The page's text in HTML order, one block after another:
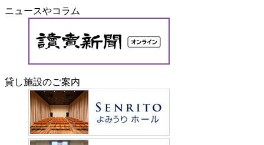
ニュースやコラム
貸し施設のご案内